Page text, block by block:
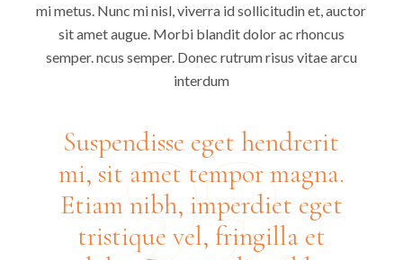
mi metus. Nunc mi nisl, viverra id sollicitudin et, auctor
sit amet augue. Morbi blandit dolor ac rhoncus
semper. ncus semper. Donec rutrum risus vitae arcu
interdum
Suspendisse eget hendrerit
mi, sit amet tempor magna.
Etiam nibh, imperdiet eget
tristique vel, fringilla et